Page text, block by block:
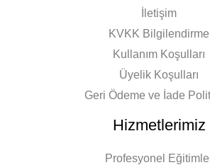
İletişim
KVKK Bilgilendirme
Kullanım Koşulları
Üyelik Koşulları
Geri Ödeme ve İade
Hizmetlerimiz
Profesyonel